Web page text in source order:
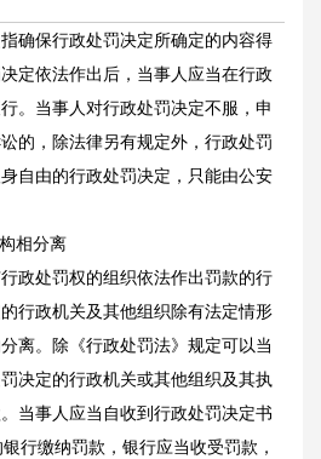
确保行政处罚决定所确定的内容得
定依法作出后，当事人应当在行政
。当事人对行政处罚决定不服，申
的，除法律另有规定外，行政处罚
自由的行政处罚决定，只能由公安
相分离
政处罚权的组织依法作出罚款的行
行政机关及其他组织除有法定情形
离。除《行政处罚法》规定可以当
决定的行政机关或其他组织及其执
当事人应当自收到行政处罚决定书
行缴纳罚款，银行应当收受罚款，